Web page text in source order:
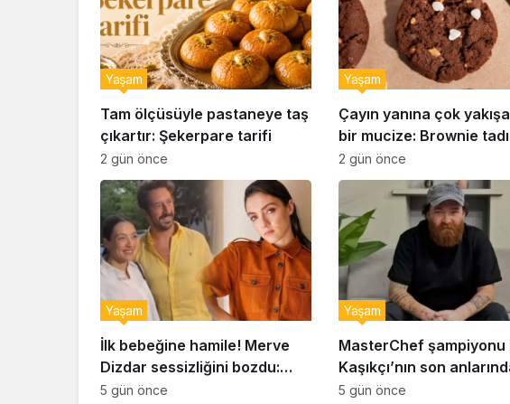
Tam ölçüsüyle pastaneye taş
çıkartır: Şekerpare tarifi
Yaşam
2 gün önce
Çayın yanına çok
bir mucize: Brownie
ıslak kurabiye tarifi…
Yaşam
2 gün önce
İlk bebeğine hamile! Merve
Dizdar sessizliğini bozdu:
‘İsim bulmak çok zor’
Yaşam
5 gün önce
MasterChef şampiyonu
Kaşıkçı’nın son
kahreden detay ortaya
Yaşam
5 gün önce